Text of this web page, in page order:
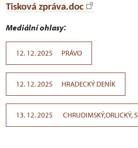
Tisková zpráva.doc
Mediální ohlasy:
12. 12. 2025 PRÁVO
12. 12. 2025 HRADECKÝ DENÍK
13. 12. 2025 CHRUDIMSKÝ,ORLICKÝ,